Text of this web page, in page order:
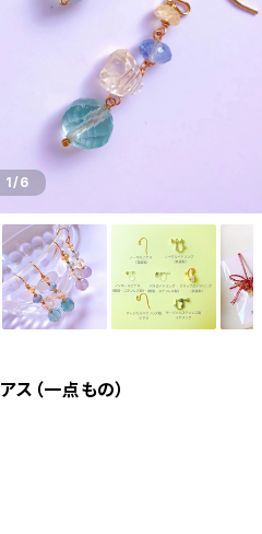
1/6
ス（一点もの）